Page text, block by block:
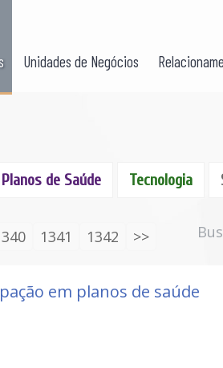
Unidades de Negócios
Planos de Saúde Tecnologia
1341 1342 >>
em planos de saúde